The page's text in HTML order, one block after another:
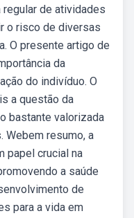
de atividades
o risco de diversas
O presente artigo de
da
do indivíduo. O
a questão da
bastante valorizada
Webem resumo, a
papel crucial na
a saúde
de
para a vida em